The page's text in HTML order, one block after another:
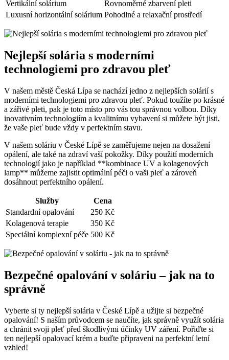
Vertikální solárium
Rovnoměrné zbarvení pleti
Luxusní horizontální solárium Pohodlné a relaxační prostředí
Nejlepší solária s moderními
technologiemi pro zdravou pleť
V našem městě Česká Lípa se nachází jedno z nejlepších solárií s
moderními technologiemi pro zdravou pleť. Pokud toužíte po krásné
a zářivé pleti, pak je toto místo pro vás tou správnou volbou. Díky
inovativním technologiím a kvalitnímu vybavení si můžete být jisti,
že vaše pleť bude vždy v perfektním stavu.
V našem soláriu v České Lípě se zaměřujeme nejen na dosažení
opálení, ale také na zdraví vaší pokožky. Díky použití moderních
technologií jako je například **kombinace UV a kolagenových
lamp** můžeme zajistit optimální péči o vaši pleť a zároveň
dosáhnout perfektního opálení.
Služby
Cena
Standardní opalování
250 Kč
Kolagenová terapie
350 Kč
Speciální komplexní péče 500 Kč
Bezpečné opalování v soláriu – jak na to
správně
Vyberte si ty nejlepší solária v České Lípě a užijte si bezpečné
opalování! S naším průvodcem se naučíte, jak správně využít solária
a chránit svoji pleť před škodlivými účinky UV záření. Pořiďte si
ten nejlepší opalovací krém a buďte připraveni na perfektní letní
vzhled!